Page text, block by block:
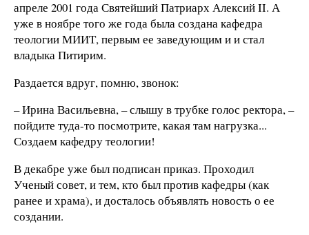
апреле 2001 года Святейший Патриарх Алексий II. А
уже в ноябре того же года была создана кафедра
теологии МИИТ, первым ее заведующим и и стал
владыка Питирим.
Раздается вдруг, помню, звонок:
– Ирина Васильевна, – слышу в трубке голос ректора, –
пойдите туда-то посмотрите, какая там нагрузка...
Создаем кафедру теологии!
В декабре уже был подписан приказ. Проходил
Ученый совет, и тем, кто был против кафедры (как
ранее и храма), и досталось объявлять новость о ее
создании.